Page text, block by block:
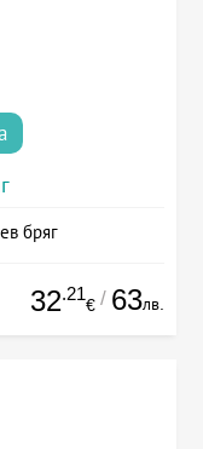
бряг
32.21
€ / 63лв.